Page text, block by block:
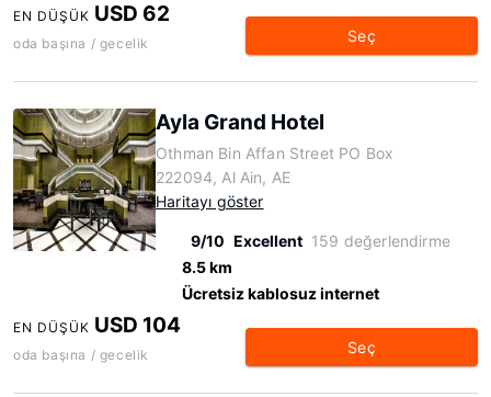
EN DÜŞÜK USD 62
oda başına / gecelik Seç
Ayla Grand Hotel
Othman Bin Affan Street PO Box
222094, Al Ain, AE
Haritayı göster
9/10 Excellent 159 değerlendirme
8.5 km
Ücretsiz kablosuz internet
EN DÜŞÜK USD 104
oda başına / gecelik Seç